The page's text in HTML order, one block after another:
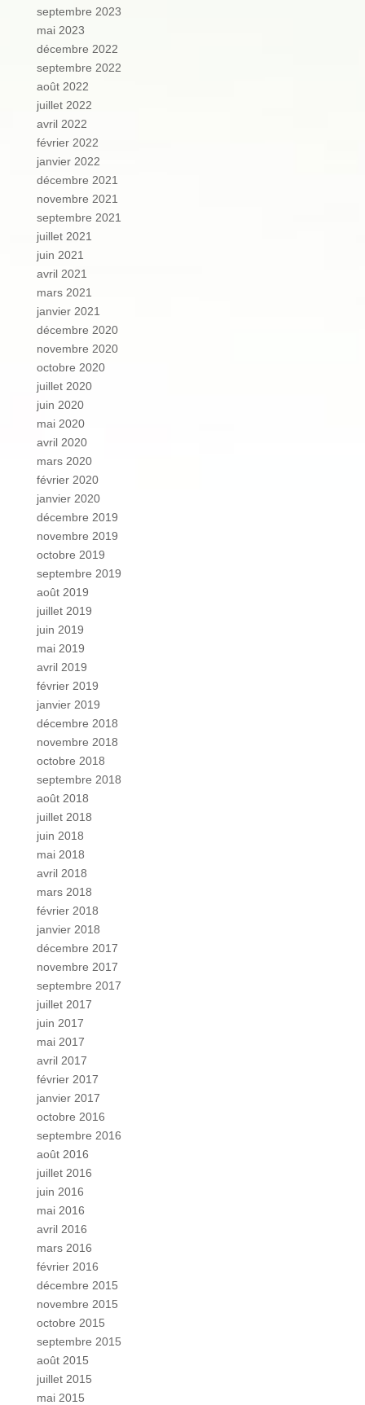
septembre 2023
mai 2023
décembre 2022
septembre 2022
août 2022
juillet 2022
avril 2022
février 2022
janvier 2022
décembre 2021
novembre 2021
septembre 2021
juillet 2021
juin 2021
avril 2021
mars 2021
janvier 2021
décembre 2020
novembre 2020
octobre 2020
juillet 2020
juin 2020
mai 2020
avril 2020
mars 2020
février 2020
janvier 2020
décembre 2019
novembre 2019
octobre 2019
septembre 2019
août 2019
juillet 2019
juin 2019
mai 2019
avril 2019
février 2019
janvier 2019
décembre 2018
novembre 2018
octobre 2018
septembre 2018
août 2018
juillet 2018
juin 2018
mai 2018
avril 2018
mars 2018
février 2018
janvier 2018
décembre 2017
novembre 2017
septembre 2017
juillet 2017
juin 2017
mai 2017
avril 2017
février 2017
janvier 2017
octobre 2016
septembre 2016
août 2016
juillet 2016
juin 2016
mai 2016
avril 2016
mars 2016
février 2016
décembre 2015
novembre 2015
octobre 2015
septembre 2015
août 2015
juillet 2015
mai 2015